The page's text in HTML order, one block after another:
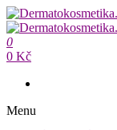
Přeskočit
na
obsah
Dermatokosmetika.cz
Dermatokosmetika.cz
0
0 Kč
Menu